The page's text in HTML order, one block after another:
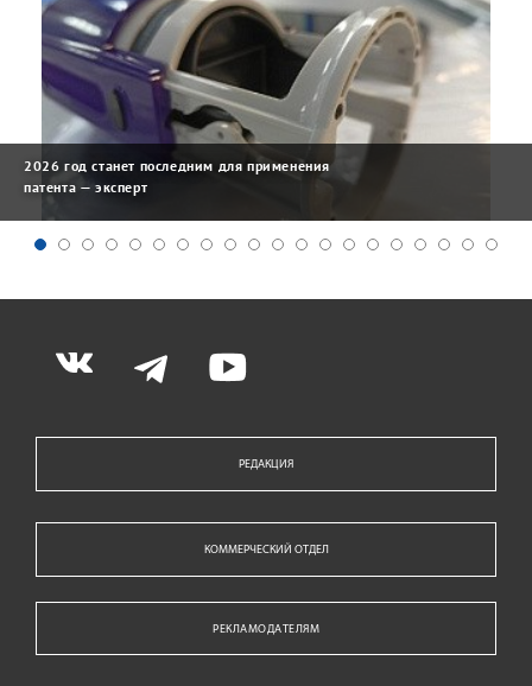
2026 год станет последним для применения
патента — эксперт
РЕДАКЦИЯ
КОММЕРЧЕСКИЙ ОТДЕЛ
РЕКЛАМОДАТЕЛЯМ